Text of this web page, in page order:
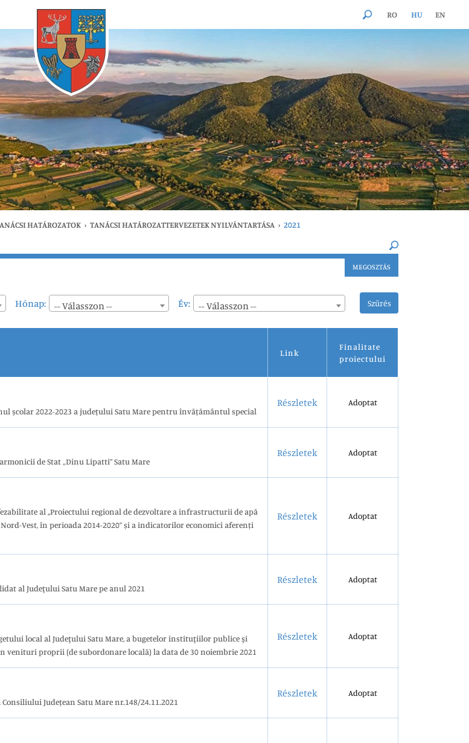
RO HU EN
HATÁROZATOK › TANÁCSI HATÁROZATTERVEZETEK NYILVÁNTARTÁSA › 2021
MEGOSZTÁS
Hónap: -- Válasszon -- Év: -- Válasszon -- Szűrés
Link
Finalitate
proiectului
școlar 2022-2023 a județului Satu Mare pentru învățământul special
Részletek Adoptat
de Stat „Dinu Lipatti” Satu Mare
Részletek Adoptat
al ,,Proiectului regional de dezvoltare a infrastructurii de apă
Vest, în perioada 2014-2020” și a indicatorilor economici aferenți
Részletek Adoptat
al Judeţului Satu Mare pe anul 2021
Részletek Adoptat
local al Judeţului Satu Mare, a bugetelor instituţiilor publice şi
proprii (de subordonare locală) la data de 30 noiembrie 2021
Részletek Adoptat
Județean Satu Mare nr.148/24.11.2021
Részletek Adoptat